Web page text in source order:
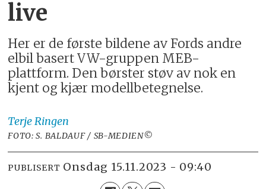
live
Her er de første bildene av Fords andre
elbil basert VW-gruppen MEB-
plattform. Den børster støv av nok en
kjent og kjær modellbetegnelse.
TerjeRingen
FOTO: S. BALDAUF / SB-MEDIEN©
PUBLISERT onsdag 15.11.2023 - 09:40